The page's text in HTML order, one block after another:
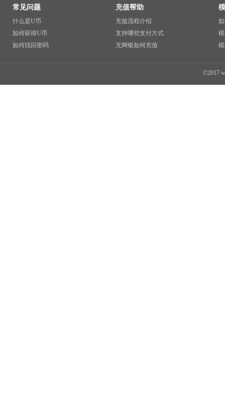
常见问题
什么是U币
如何获得U币
如何找回密码
充值帮助
充值流程介绍
支持哪些支付方式
无网银如何充值
©2017